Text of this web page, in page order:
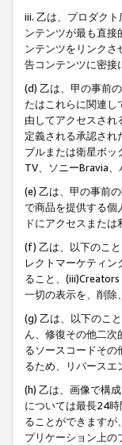
iii. 乙は、プロダク
ンテンツが最も直接
ンテンツをリンクさ
告コンテンツに密接
(d) 乙は、甲の事前
たはこれらに関連
由してアクセスされ
定義される承認さ
ブルまたは衛星ボ
TV、ソニーBravia
(e) 乙は、甲の事前
で商品を提供する個
ドにアクセスまたは
(f) 乙は、以下のこ
レクトマーケティ
ること、
一切の表示を、削除
(g) 乙は、以下のこ
ん、修復その他二次
るソースコードその
るため、リバースエ
(h) 乙は、画像で構
については最長24
ることができますが
プリケーション上の